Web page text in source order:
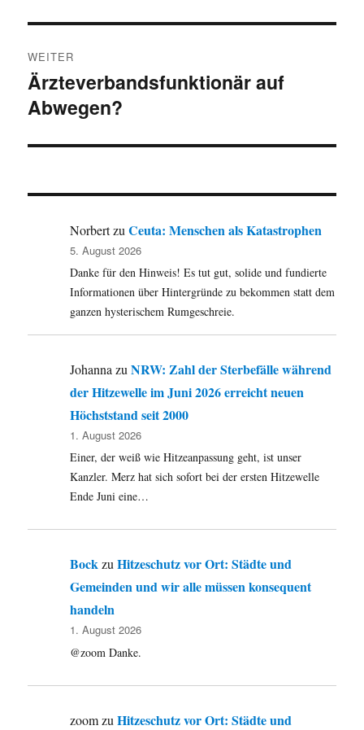
WEITER
Nächster
Beitrag:
Ärzteverbandsfunktionär auf
Abwegen?
NorbertzuCeuta: Menschen als Katastrophen
5. August 2026
Danke für den Hinweis! Es tut gut, solide und fundierte
Informationen über Hintergründe zu bekommen statt dem
ganzen hysterischem Rumgeschreie.
JohannazuNRW: Zahl der Sterbefälle während
der Hitzewelle im Juni 2026 erreicht neuen
Höchststand seit 2000
1. August 2026
Einer, der weiß wie Hitzeanpassung geht, ist unser
Kanzler. Merz hat sich sofort bei der ersten Hitzewelle
Ende Juni eine…
BockzuHitzeschutz vor Ort: Städte und
Gemeinden und wir alle müssen konsequent
handeln
1. August 2026
@zoom Danke.
zoomzuHitzeschutz vor Ort: Städte und